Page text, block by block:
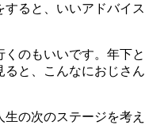
すると、いいアドバイス
のもいいです。年下と
と、こんなにおじさん
の次のステージを考え